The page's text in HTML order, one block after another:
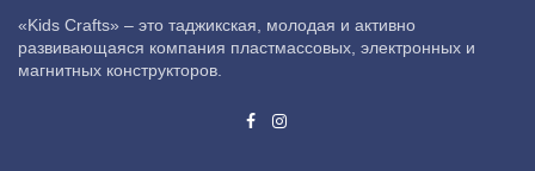
«Kids Crafts» – это таджикская, молодая и активно
развивающаяся компания пластмассовых, электронных и
магнитных конструкторов.